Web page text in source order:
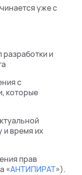
уже с
и
с
которые
и время их
прав
«АНТИПИРАТ»).